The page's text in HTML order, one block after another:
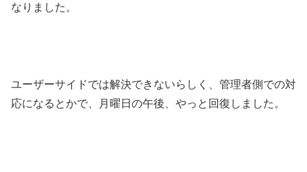
なりました。
ユーザーサイドでは解決できないらしく、管理者側での対
応になるとかで、月曜日の午後、やっと回復しました。